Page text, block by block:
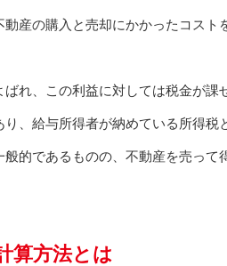
産の購入と売却にかかったコスト
れ、この利益に対しては税金が課
、給与所得者が納めている所得税
的であるものの、不動産を売って
算方法とは